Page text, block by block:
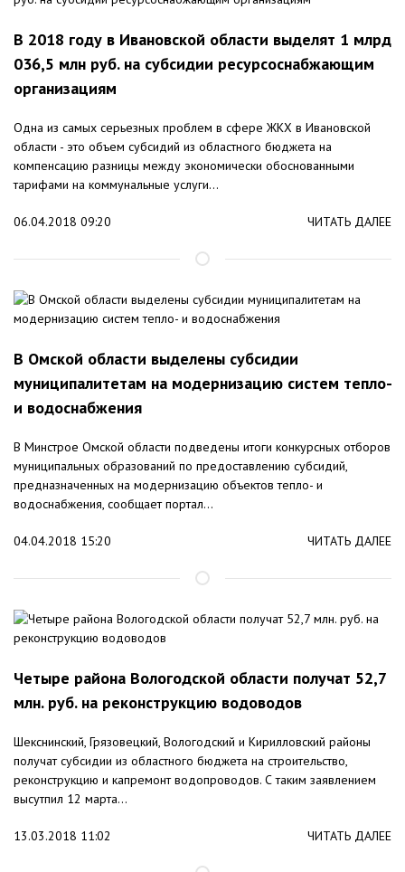
В 2018 году в Ивановской области выделят 1 млрд
036,5 млн руб. на субсидии ресурсоснабжающим
организациям
Одна из самых серьезных проблем в сфере ЖКХ в Ивановской
области - это объем субсидий из областного бюджета на
компенсацию разницы между экономически обоснованными
тарифами на коммунальные услуги...
06.04.2018 09:20 ЧИТАТЬ ДАЛЕЕ
В Омской области выделены субсидии
муниципалитетам на модернизацию систем тепло-
и водоснабжения
В Минстрое Омской области подведены итоги конкурсных отборов
муниципальных образований по предоставлению субсидий,
предназначенных на модернизацию объектов тепло- и
водоснабжения, сообщает портал...
04.04.2018 15:20 ЧИТАТЬ ДАЛЕЕ
Четыре района Вологодской области получат 52,7
млн. руб. на реконструкцию водоводов
Шекснинский, Грязовецкий, Вологодский и Кирилловский районы
получат субсидии из областного бюджета на строительство,
реконструкцию и капремонт водопроводов. С таким заявлением
высутпил 12 марта...
13.03.2018 11:02 ЧИТАТЬ ДАЛЕЕ